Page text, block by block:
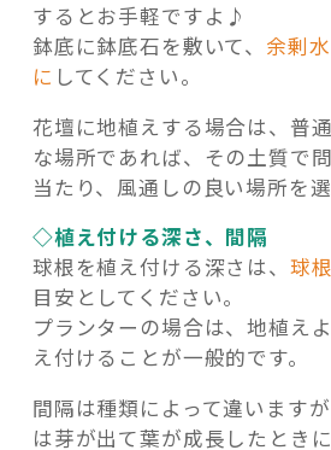
するとお手軽ですよ♪
鉢底に鉢底石を敷いて、 余剰
に してください。
花壇に地植えする場合は、普
な場所であれば、その土質で
当たり、風通しの良い場所を選
◇植え付ける深さ、間隔
球根を植え付ける深さは、 球
目安としてください。
プランターの場合は、地植え
え付けることが一般的です。
間隔は種類によって違います
は芽が出て葉が成長したときに